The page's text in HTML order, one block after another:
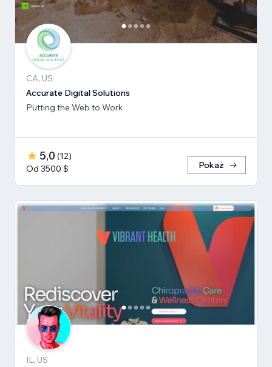
CA, US
Accurate Digital Solutions
Putting the Web to Work
5,0 (12)
Od 3500 $
Pokaż
IL, US